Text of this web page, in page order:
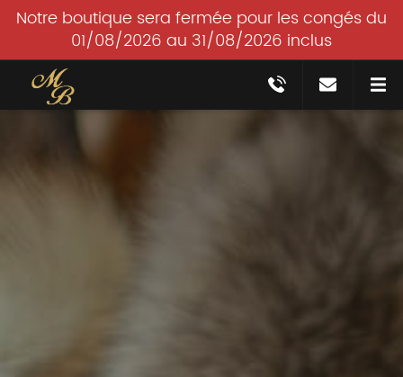
Notre boutique sera fermée pour les congés du
01/08/2026 au 31/08/2026 inclus